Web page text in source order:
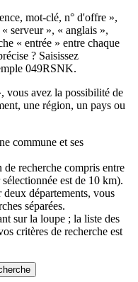
mot-clé, n° d'offre »,
serveur », « anglais »,
« entrée » entre chaque
? Saisissez
049RSNK.
vous avez la possibilité de
une région, un pays ou
commune et ses
recherche compris entre
est de 10 km).
départements, vous
séparées.
sur la loupe ; la liste des
critères de recherche est